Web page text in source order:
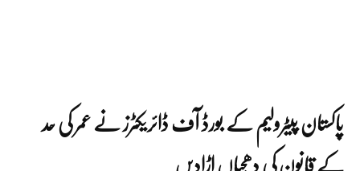
پاکستان پیٹرولیم کے بورڈ آف ڈائریکٹرز نے عمر کی حد